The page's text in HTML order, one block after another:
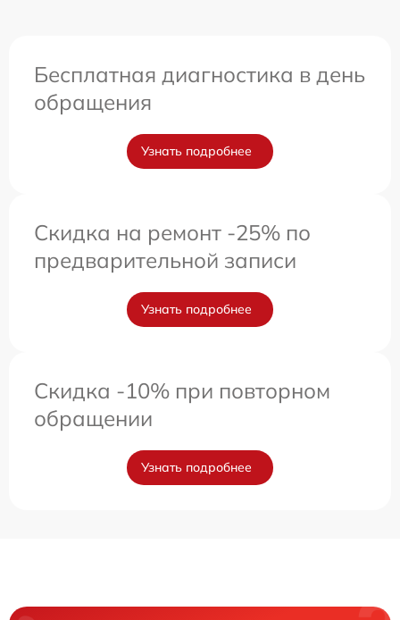
Бесплатная диагностика в день
обращения
Узнать подробнее
Скидка на ремонт -25% по
предварительной записи
Узнать подробнее
Скидка -10% при повторном
обращении
Узнать подробнее